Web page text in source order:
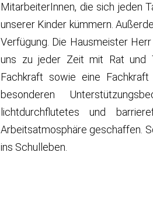
MitarbeiterInnen, die sich jeden
unserer Kinder kümmern.
Verfügung. Die Hausmeister
uns zu jeder Zeit mit Rat und
Fachkraft sowie eine
besonderen
lichtdurchflutetes und
Arbeitsatmosphäre geschaffen.
ins Schulleben.